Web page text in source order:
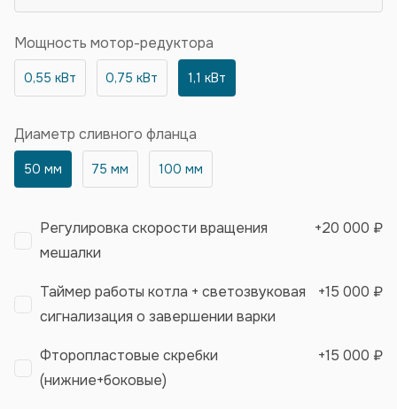
Мощность мотор-редуктора
0,55 кВт 0,75 кВт 1,1 кВт
Диаметр сливного фланца
50 мм 75 мм 100 мм
Регулировка скорости вращения
мешалки
+20 000 ₽
Таймер работы котла + светозвуковая
сигнализация о завершении варки
+15 000 ₽
Фторопластовые скребки
(нижние+боковые)
+15 000 ₽